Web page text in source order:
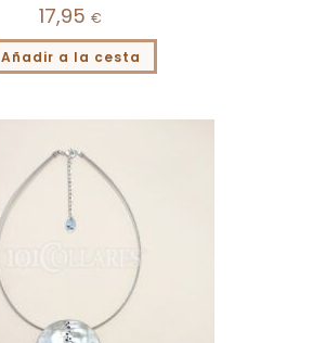
17,95 €
Añadir a la cesta